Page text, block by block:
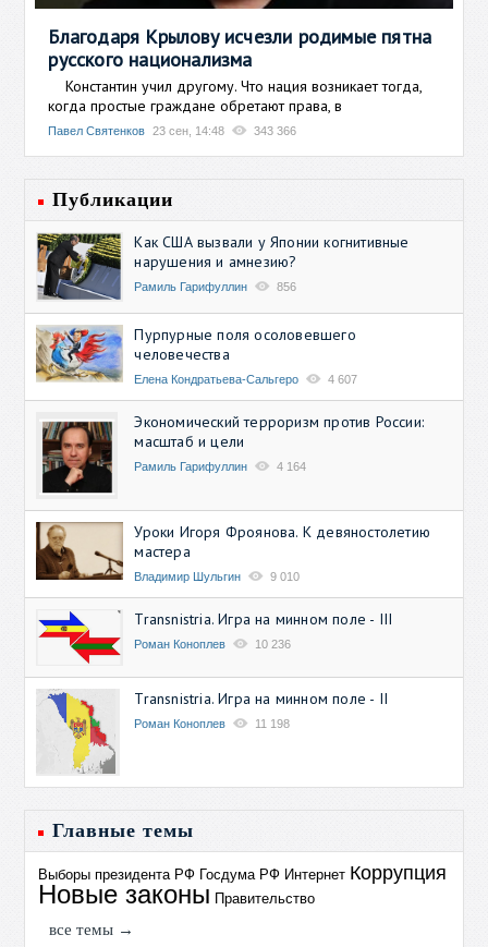
Благодаря Крылову исчезли родимые пятна
русского национализма
Константин учил другому. Что нация возникает тогда,
когда простые граждане обретают права, в
Павел Святенков 23 сен, 14:48 343 366
Публикации
Как США вызвали у Японии когнитивные
нарушения и амнезию?
Рамиль Гарифуллин 856
Пурпурные поля осоловевшего
человечества
Елена Кондратьева-Сальгеро 4 607
Экономический терроризм против России:
масштаб и цели
Рамиль Гарифуллин 4 164
Уроки Игоря Фроянова. К девяностолетию
мастера
Владимир Шульгин 9 010
Transnistria. Игра на минном поле - III
Роман Коноплев 10 236
Transnistria. Игра на минном поле - II
Роман Коноплев 11 198
Главные темы
Выборы президента РФ Госдума РФ Интернет Коррупция
Новые законы Правительство
все темы →